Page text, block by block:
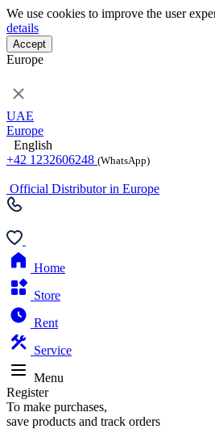
We use cookies to improve the user
details
Accept
Europe
UAE
Europe
English
+42 1232606248 (WhatsApp)
Official Distributor in Europe
Home
Store
Rent
Service
Menu
Register
To make purchases,
save products and track orders